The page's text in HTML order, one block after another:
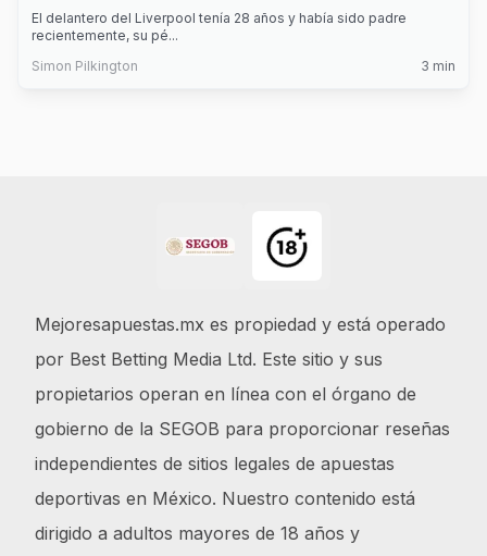
El delantero del Liverpool tenía 28 años y había sido padre
recientemente, su pé...
Simon Pilkington
3 min
Mejoresapuestas.mx es propiedad y está operado
por Best Betting Media Ltd. Este sitio y sus
propietarios operan en línea con el órgano de
gobierno de la SEGOB para proporcionar reseñas
independientes de sitios legales de apuestas
deportivas en México. Nuestro contenido está
dirigido a adultos mayores de 18 años y